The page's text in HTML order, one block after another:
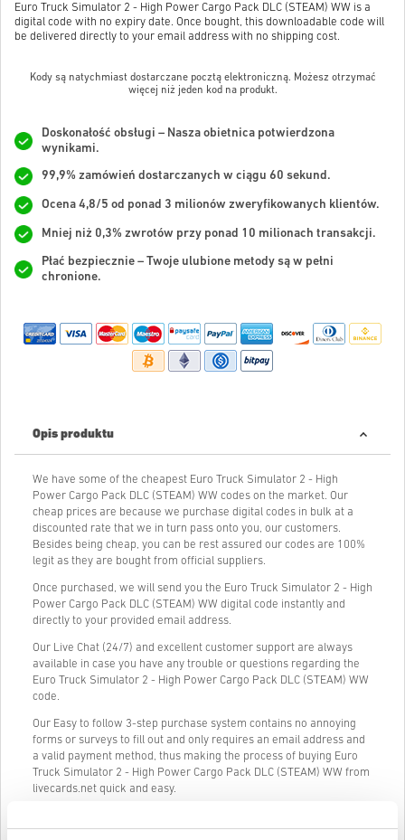
Euro Truck Simulator 2 - High Power Cargo Pack DLC (STEAM) WW is a
digital code with no expiry date. Once bought, this downloadable code will
be delivered directly to your email address with no shipping cost.
Kody są natychmiast dostarczane pocztą elektroniczną. Możesz otrzymać
więcej niż jeden kod na produkt.
Doskonałość obsługi – Nasza obietnica potwierdzona
wynikami.
99,9% zamówień dostarczanych w ciągu 60 sekund.
Ocena 4,8/5 od ponad 3 milionów zweryfikowanych klientów.
Mniej niż 0,3% zwrotów przy ponad 10 milionach transakcji.
Płać bezpiecznie – Twoje ulubione metody są w pełni
chronione.
Opis produktu
We have some of the cheapest Euro Truck Simulator 2 - High
Power Cargo Pack DLC (STEAM) WW codes on the market. Our
cheap prices are because we purchase digital codes in bulk at a
discounted rate that we in turn pass onto you, our customers.
Besides being cheap, you can be rest assured our codes are 100%
legit as they are bought from official suppliers.
Once purchased, we will send you the Euro Truck Simulator 2 - High
Power Cargo Pack DLC (STEAM) WW digital code instantly and
directly to your provided email address.
Our Live Chat (24/7) and excellent customer support are always
available in case you have any trouble or questions regarding the
Euro Truck Simulator 2 - High Power Cargo Pack DLC (STEAM) WW
code.
Our Easy to follow 3-step purchase system contains no annoying
forms or surveys to fill out and only requires an email address and
a valid payment method, thus making the process of buying Euro
Truck Simulator 2 - High Power Cargo Pack DLC (STEAM) WW from
livecards.net quick and easy.